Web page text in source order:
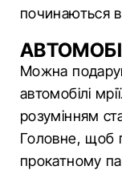
починаються
Можна
автомобілі
розумінням
Головне, щоб
прокатному